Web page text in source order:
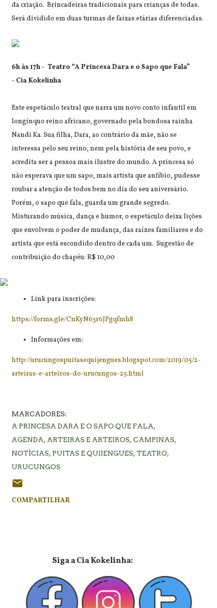
da criação. Brincadeiras tradicionais para crianças de todas.
Será dividido em duas turmas de faixas etárias diferenciadas.
6h às 17h - Teatro “A Princesa Dara e o Sapo que Fala”
- Cia Kokelinha
Este espetáculo teatral que narra um novo conto infantil em
longínquo reino africano, governado pela bondosa rainha
Nandi Ka. Sua filha, Dara, ao contrário da mãe, não se
interessa pelo seu reino, nem pela história de seu povo, e
acredita ser a pessoa mais ilustre do mundo. A princesa só
não esperava que um sapo, mais artista que anfíbio, pudesse
roubar a atenção de todos bem no dia do seu aniversário.
Porém, o sapo que fala, guarda um grande segredo.
Misturando música, dança e humor, o espetáculo deixa lições
que envolvem o poder de mudança, das raízes familiares e do
artista que está escondido dentro de cada um. Sugestão de
contribuição do chapéu: R$ 10,00
Link para inscrições:
https://forms.gle/CnKyN63r6JPgqfmh8
Informações em:
http://urucungospuitasequijengues.blogspot.com/2019/05/2-
arteiras-e-arteiros-do-urucungos-25.html
MARCADORES:
A PRINCESA DARA E O SAPO QUE FALA
AGENDA
ARTEIRAS E ARTEIROS CAMPINAS
NOTÍCIAS PUITAS E QUIJENGUES TEATRO
URUCUNGOS
COMPARTILHAR
⠀⠀⠀⠀⠀⠀⠀⠀⠀Siga a Cia Kokelinha: